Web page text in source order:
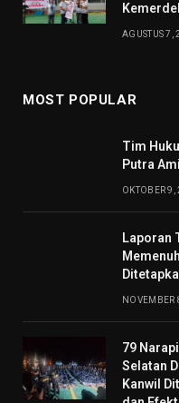
AGUSTUS 7,
MOST POPULAR
Tim
Putra
OKTOBER 9,
Laporan
NOVEMBER
79
Selatan
Kanwil